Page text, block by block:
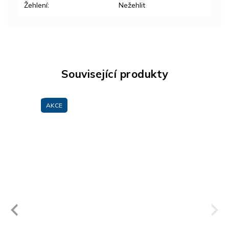
Související produkty
AKCE
Next
Žehlení: Nežehlit